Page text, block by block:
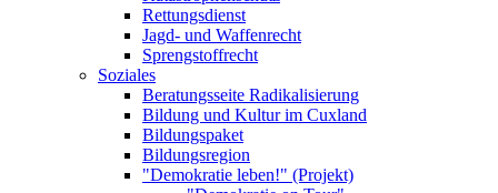
Rettungsdienst
Jagd- und Waffenrecht
Sprengstoffrecht
Soziales
Beratungsseite Radikalisierung
Bildung und Kultur im Cuxland
Bildungspaket
Bildungsregion
"Demokratie leben!" (Projekt)